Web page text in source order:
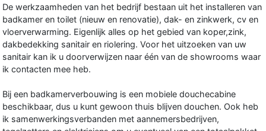
De werkzaamheden van het bedrijf bestaan uit het installeren van
badkamer en toilet (nieuw en renovatie), dak- en zinkwerk, cv en
vloerverwarming. Eigenlijk alles op het gebied van koper,zink,
dakbedekking sanitair en riolering. Voor het uitzoeken van uw
sanitair kan ik u doorverwijzen naar één van de showrooms waar
ik contacten mee heb.
Bij een badkamerverbouwing is een mobiele douchecabine
beschikbaar, dus u kunt gewoon thuis blijven douchen. Ook heb
ik samenwerkingsverbanden met aannemersbedrijven,